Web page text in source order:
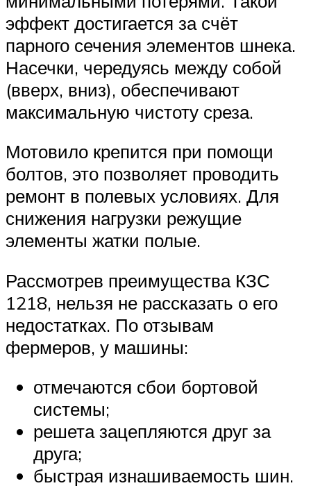
эффект достигается за счёт
парного сечения элементов шнека.
Насечки, чередуясь между собой
(вверх, вниз), обеспечивают
максимальную чистоту среза.
Мотовило крепится при помощи
болтов, это позволяет проводить
ремонт в полевых условиях. Для
снижения нагрузки режущие
элементы жатки полые.
Рассмотрев преимущества КЗС
1218, нельзя не рассказать о его
недостатках. По отзывам
фермеров, у машины:
отмечаются сбои бортовой
системы;
решета зацепляются друг за
друга;
быстрая изнашиваемость шин.